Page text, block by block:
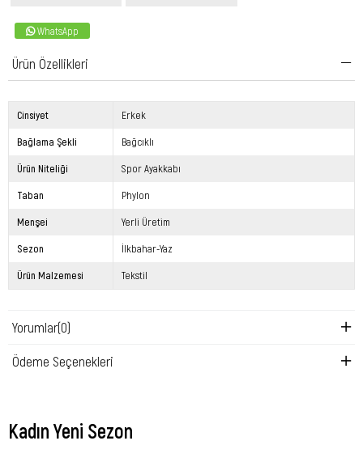
WhatsApp
Ürün Özellikleri
Cinsiyet Erkek
Bağlama Şekli Bağcıklı
Ürün Niteliği Spor Ayakkabı
Taban Phylon
Menşei Yerli Üretim
Sezon İlkbahar-Yaz
Ürün Malzemesi Tekstil
Yorumlar(0)
Ödeme Seçenekleri
Kadın Yeni Sezon